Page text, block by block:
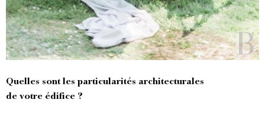
Quelles sont les particularités architecturales
de votre édifice ?